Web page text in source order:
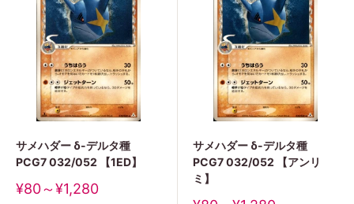
サメハダー δ-デルタ種
PCG7 032/052 【1ED】
販
¥80～¥1,280
サメハダー δ-デルタ種
PCG7 032/052 【アンリ
ミ】